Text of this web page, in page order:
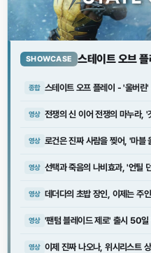
SHOWCASE 스테이트 오브
종합 스테이트 오프 플레이 - '울버린
영상 전쟁의 신 이어 전쟁의 마누라, '
영상 로건은 진짜 사람을 찢어, '마블
영상 선택과 죽음의 나비효과, '언틸
영상 데더다의 초밥 장인, 이제는 주
영상 '팬텀 블레이드 제로' 출시 50
영상 이제 진짜 나오나, 위시리스트